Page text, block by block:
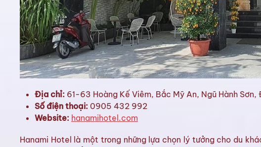
Địa chỉ: 61-63 Hoàng Kế Viêm, Bắc Mỹ An, Ngũ Hành Sơn,
Số điện thoại: 0905 432 992
Website: hanamihotel.com
Hanami Hotel là một trong những lựa chọn lý tưởng cho du